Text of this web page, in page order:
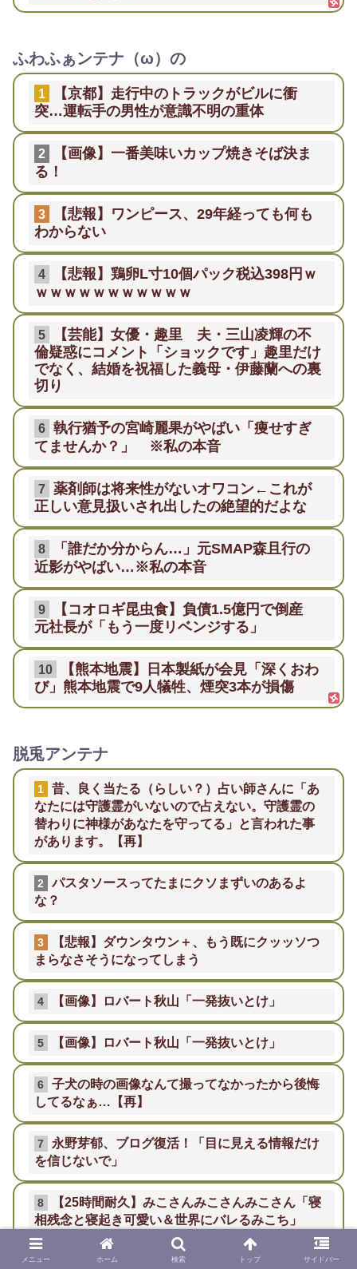
ふわふぁンテナ（ω）の
1
【京都】走行中のトラックがビルに衝
突…運転手の男性が意識不明の重体
2
【画像】一番美味いカップ焼きそば決ま
る！
3
【悲報】ワンピース、29年経っても何も
わからない
4
【悲報】鶏卵L寸10個パック税込398円ｗ
ｗｗｗｗｗｗｗｗｗｗｗ
5
【芸能】女優・趣里 夫・三山凌輝の不
倫疑惑にコメント「ショックです」趣里だけ
でなく、結婚を祝福した義母・伊藤蘭への裏
切り
6 執行猶予の宮崎麗果がやばい「痩せすぎ
てませんか？」 ※私の本音
7 薬剤師は将来性がないオワコン←これが
正しい意見扱いされ出したの絶望的だよな
8
「誰だか分からん…」元SMAP森且行の
近影がやばい…※私の本音
9
【コオロギ昆虫食】負債1.5億円で倒産
元社長が「もう一度リベンジする」
10
【熊本地震】日本製紙が会見「深くおわ
び」熊本地震で9人犠牲、煙突3本が損傷
脱兎アンテナ
1
昔、良く当たる（らしい？）占い師さんに「あ
なたには守護霊がいないので占えない。守護霊の
替わりに神様があなたを守ってる」と言われた事
があります。【再】
2
パスタソースってたまにクソまずいのあるよ
な？
3
【悲報】ダウンタウン＋、もう既にクッッソつ
まらなさそうになってしまう
4 【画像】ロバート秋山「一発抜いとけ」
5 【画像】ロバート秋山「一発抜いとけ」
6
子犬の時の画像なんて撮ってなかったから後悔
してるなぁ…【再】
7
永野芽郁、ブログ復活！「目に見える情報だけ
を信じないで」
8
【25時間耐久】みこさんみこさんみこさん「寝
相残念と寝起き可愛い＆世界にバレるみこち」
9 北アルプスの小屋に6人避難 1人が意識不明
メニュー ホーム 検索 トップ サイドバー